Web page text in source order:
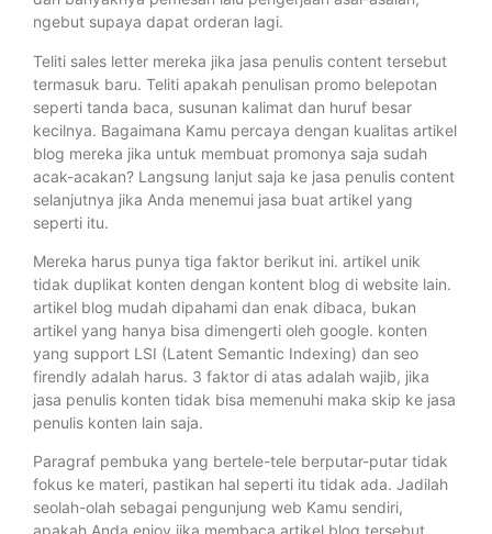
ngebut supaya dapat orderan lagi.
Teliti sales letter mereka jika jasa penulis content tersebut
termasuk baru. Teliti apakah penulisan promo belepotan
seperti tanda baca, susunan kalimat dan huruf besar
kecilnya. Bagaimana Kamu percaya dengan kualitas artikel
blog mereka jika untuk membuat promonya saja sudah
acak-acakan? Langsung lanjut saja ke jasa penulis content
selanjutnya jika Anda menemui jasa buat artikel yang
seperti itu.
Mereka harus punya tiga faktor berikut ini. artikel unik
tidak duplikat konten dengan kontent blog di website lain.
artikel blog mudah dipahami dan enak dibaca, bukan
artikel yang hanya bisa dimengerti oleh google. konten
yang support LSI (Latent Semantic Indexing) dan seo
firendly adalah harus. 3 faktor di atas adalah wajib, jika
jasa penulis konten tidak bisa memenuhi maka skip ke jasa
penulis konten lain saja.
Paragraf pembuka yang bertele-tele berputar-putar tidak
fokus ke materi, pastikan hal seperti itu tidak ada. Jadilah
seolah-olah sebagai pengunjung web Kamu sendiri,